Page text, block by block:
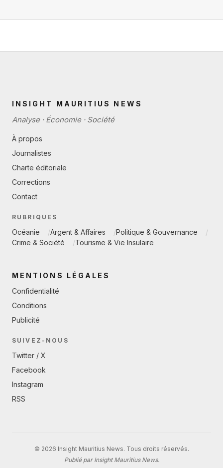
INSIGHT MAURITIUS NEWS
Analyse · Économie · Société
À propos
Journalistes
Charte éditoriale
Corrections
Contact
RUBRIQUES
Océanie Argent & Affaires
Politique & Gouvernance
Crime & Société
Tourisme & Vie Insulaire
MENTIONS LÉGALES
Confidentialité
Conditions
Publicité
SUIVEZ-NOUS
Twitter / X
Facebook
Instagram
RSS
© 2026 Insight Mauritius News. Tous droits réservés.
Publié par Insight Mauritius News.